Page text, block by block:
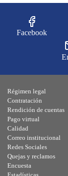
Facebook
Régimen legal
Contratación
Rendición de cuentas
Pago virtual
Calidad
Correo institucional
Redes Sociales
Quejas y reclamos
Encuesta